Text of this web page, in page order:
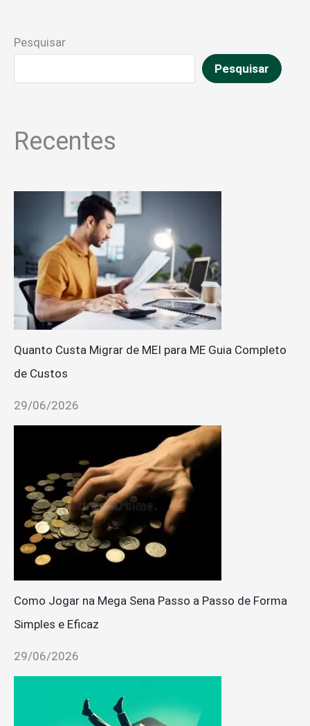
Pesquisar
Pesquisar
Recentes
Quanto Custa Migrar de MEI para ME Guia Completo
de Custos
29/06/2026
Como Jogar na Mega Sena Passo a Passo de Forma
Simples e Eficaz
29/06/2026